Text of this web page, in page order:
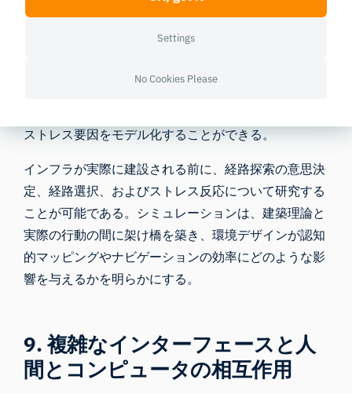
8. 都市計画とスマートモビリテ
ストレス要因をモデル化することができる。
インフラが実際に建設される前に、経路探索の意思決
定、経路選択、およびストレス反応について研究する
ことが可能である。シミュレーションは、建築理論と
実際の行動の間に架け橋を築き、環境デザインが認知
的マッピングやナビゲーションの効率にどのような影
響を与えるかを明らかにする。
9. 複雑なインターフェースと人
間とコンピュータの相互作用
Settings
No Cookies Please